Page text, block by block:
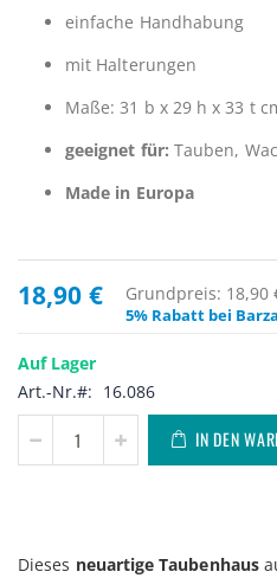
einfache Handhabung
mit Halterungen
Maße: 31 b x 29 h x 33 t
geeignet für: Tauben,
Made in Europa
18,90 € Grundpreis: 18,90
5% Rabatt bei
Auf Lager
Art.-Nr.
16.086
IN DEN
Dieses neuartige Taubenhaus